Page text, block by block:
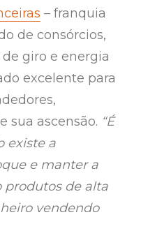
– franquia
de consórcios,
giro e energia
excelente para
sua ascensão. “É
existe a
e manter a
produtos de alta
vendendo